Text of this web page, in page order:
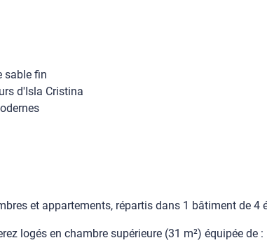
sable fin
d'Isla Cristina
et appartements, répartis dans 1 bâtiment de 4
logés en chambre supérieure (31 m²) équipée de :